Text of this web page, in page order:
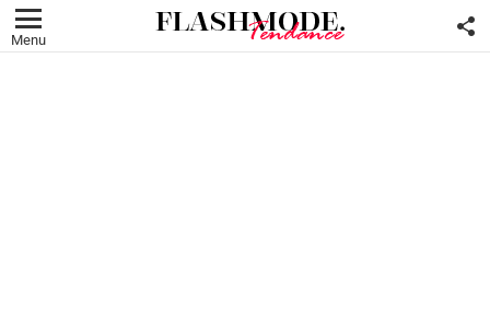
Menu